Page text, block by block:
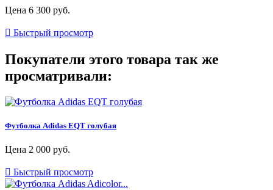
Цена 6 300 руб.
 Быстрый просмотр
Покупатели этого товара так же
просматривали:
Футболка Adidas EQT голубая
Цена 2 000 руб.
 Быстрый просмотр